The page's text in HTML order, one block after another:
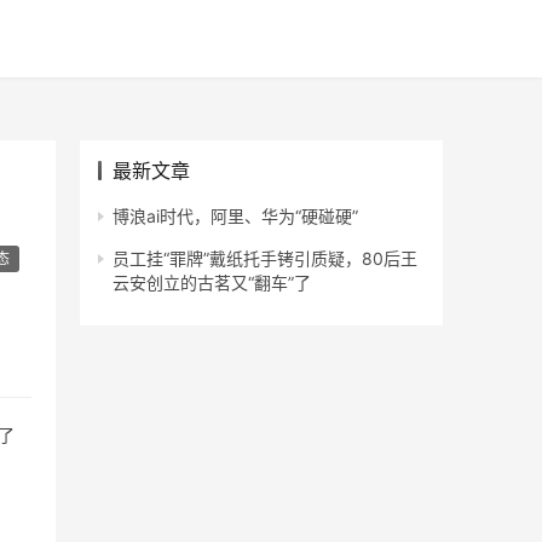
最新文章
博浪ai时代，阿里、华为“硬碰硬”
员工挂“罪牌”戴纸托手铐引质疑，80后王
云安创立的古茗又“翻车”了